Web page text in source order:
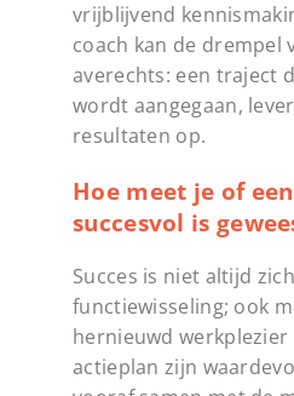
vrijblijvend
coach kan de drempel
averechts: een traject
wordt aangegaan,
resultaten op.
Hoe meet je of
succesvol is
Succes is niet altijd
functiewisseling; ook
hernieuwd
actieplan zijn